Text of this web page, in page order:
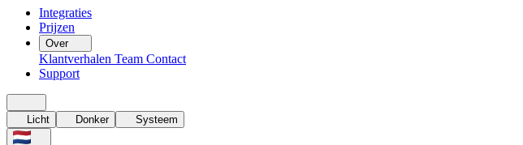
Integraties
Prijzen
Over
Klantverhalen Team Contact
Support
Licht Donker Systeem